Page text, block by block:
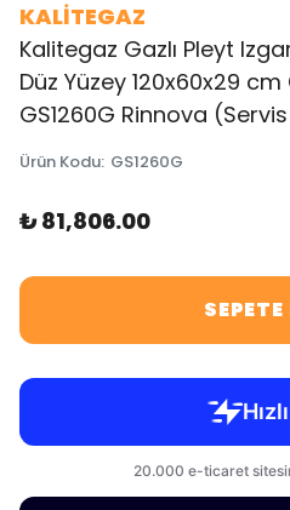
KALİTEGAZ
Kalitegaz Gazlı Pleyt
Düz Yüzey 120x60x29
GS1260G Rinnova
Ürün Kodu: GS1260G
₺ 81,806.00
SEPETE